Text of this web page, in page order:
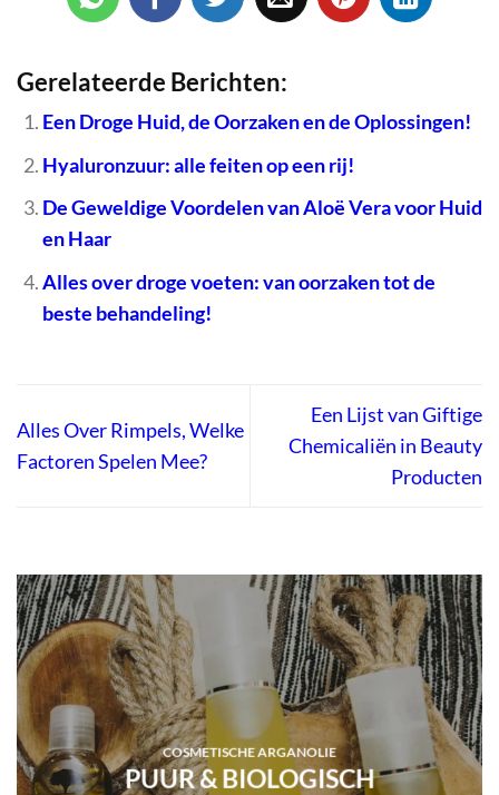
Gerelateerde Berichten:
Een Droge Huid, de Oorzaken en de Oplossingen!
Hyaluronzuur: alle feiten op een rij!
De Geweldige Voordelen van Aloë Vera voor Huid
en Haar
Alles over droge voeten: van oorzaken tot de
beste behandeling!
Alles Over Rimpels, Welke
Factoren Spelen Mee?
Een Lijst van Giftige
Chemicaliën in Beauty
Producten
COSMETISCHE ARGANOLIE
PUUR & BIOLOGISCH